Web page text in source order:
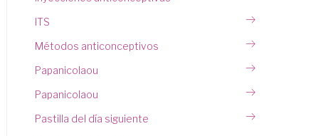
ITS
Métodos anticonceptivos
Papanicolaou
Papanicolaou
Pastilla del día siguiente